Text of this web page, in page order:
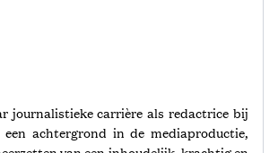
journalistieke carrière als redactrice bij
een achtergrond in de mediaproductie,